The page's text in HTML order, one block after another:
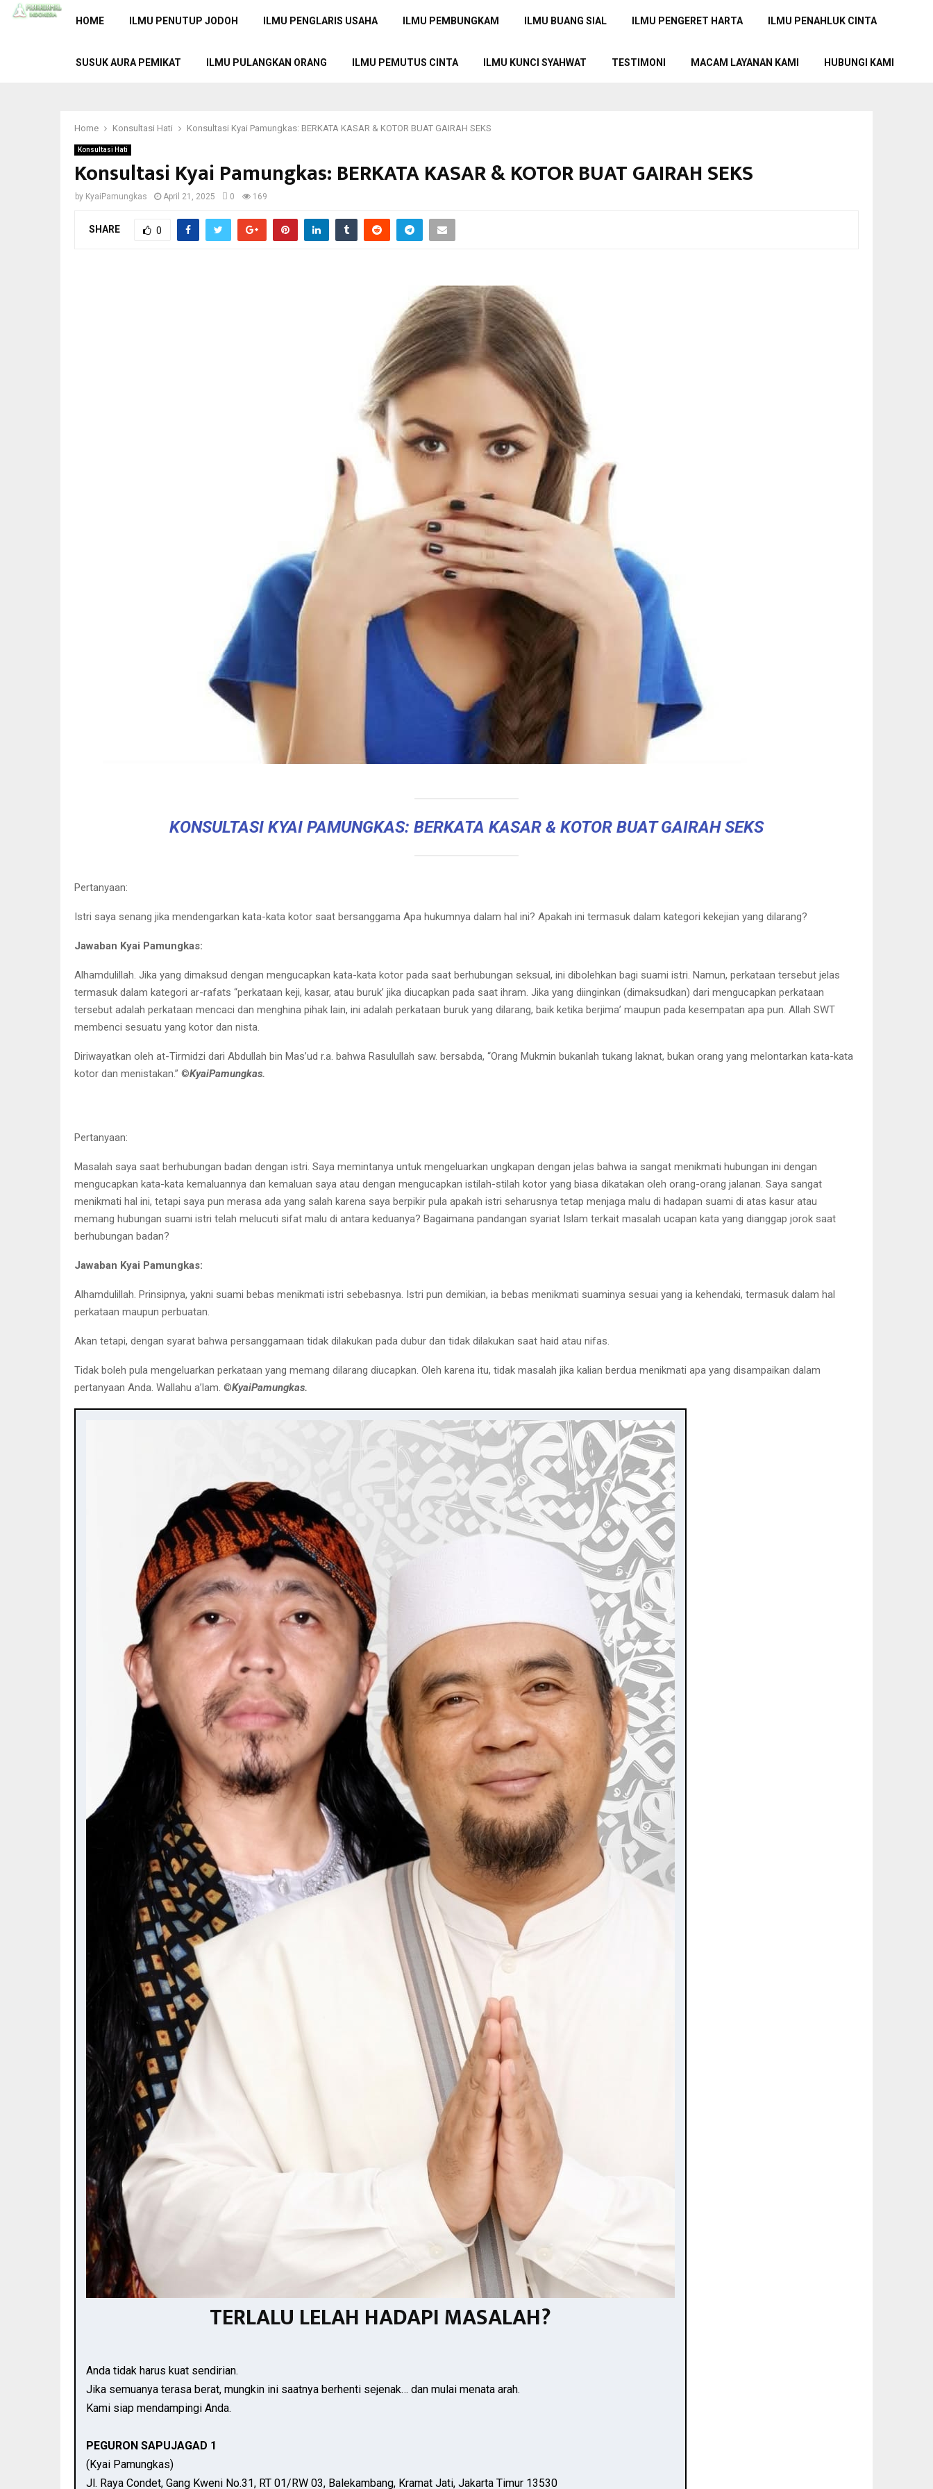
HOME ILMU PENUTUP JODOH ILMU PENGLARIS USAHA ILMU PEMBUNGKAM ILMU BUANG SIAL ILMU PENGERET HARTA ILMU PENAHLUK CINTA
SUSUK AURA PEMIKAT ILMU PULANGKAN ORANG ILMU PEMUTUS CINTA ILMU KUNCI SYAHWAT TESTIMONI MACAM LAYANAN KAMI HUBUNGI KAMI
Home Konsultasi Hati Konsultasi Kyai Pamungkas: BERKATA KASAR & KOTOR BUAT GAIRAH SEKS
Konsultasi Hati
Konsultasi Kyai Pamungkas: BERKATA KASAR & KOTOR BUAT GAIRAH SEKS
by KyaiPamungkas April 21, 2025 0 169
SHARE 0
KONSULTASI KYAI PAMUNGKAS: BERKATA KASAR & KOTOR BUAT GAIRAH SEKS
Pertanyaan:
Istri saya senang jika mendengarkan kata-kata kotor saat bersanggama Apa hukumnya dalam hal ini? Apakah ini termasuk dalam kategori kekejian yang dilarang?
Jawaban Kyai Pamungkas:
Alhamdulillah. Jika yang dimaksud dengan mengucapkan kata-kata kotor pada saat berhubungan seksual, ini dibolehkan bagi suami istri. Namun, perkataan tersebut jelas
termasuk dalam kategori ar-rafats “perkataan keji, kasar, atau buruk’ jika diucapkan pada saat ihram. Jika yang diinginkan (dimaksudkan) dari mengucapkan perkataan
tersebut adalah perkataan mencaci dan menghina pihak lain, ini adalah perkataan buruk yang dilarang, baik ketika berjima’ maupun pada kesempatan apa pun. Allah SWT
membenci sesuatu yang kotor dan nista.
Diriwayatkan oleh at-Tirmidzi dari Abdullah bin Mas’ud r.a. bahwa Rasulullah saw. bersabda, “Orang Mukmin bukanlah tukang laknat, bukan orang yang melontarkan kata-kata
kotor dan menistakan.” ©️KyaiPamungkas.
Pertanyaan:
Masalah saya saat berhubungan badan dengan istri. Saya memintanya untuk mengeluarkan ungkapan dengan jelas bahwa ia sangat menikmati hubungan ini dengan
mengucapkan kata-kata kemaluannya dan kemaluan saya atau dengan mengucapkan istilah-stilah kotor yang biasa dikatakan oleh orang-orang jalanan. Saya sangat
menikmati hal ini, tetapi saya pun merasa ada yang salah karena saya berpikir pula apakah istri seharusnya tetap menjaga malu di hadapan suami di atas kasur atau
memang hubungan suami istri telah melucuti sifat malu di antara keduanya? Bagaimana pandangan syariat Islam terkait masalah ucapan kata yang dianggap jorok saat
berhubungan badan?
Jawaban Kyai Pamungkas:
Alhamdulillah. Prinsipnya, yakni suami bebas menikmati istri sebebasnya. Istri pun demikian, ia bebas menikmati suaminya sesuai yang ia kehendaki, termasuk dalam hal
perkataan maupun perbuatan.
Akan tetapi, dengan syarat bahwa persanggamaan tidak dilakukan pada dubur dan tidak dilakukan saat haid atau nifas.
Tidak boleh pula mengeluarkan perkataan yang memang dilarang diucapkan. Oleh karena itu, tidak masalah jika kalian berdua menikmati apa yang disampaikan dalam
pertanyaan Anda. Wallahu a’lam. ©️KyaiPamungkas.
TERLALU LELAH HADAPI MASALAH?
Anda tidak harus kuat sendirian.
Jika semuanya terasa berat, mungkin ini saatnya berhenti sejenak… dan mulai menata arah.
Kami siap mendampingi Anda.
PEGURON SAPUJAGAD 1
(Kyai Pamungkas)
Jl. Raya Condet, Gang Kweni No.31, RT 01/RW 03, Balekambang, Kramat Jati, Jakarta Timur 13530